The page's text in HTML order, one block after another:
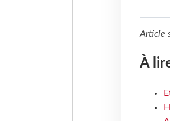
Article
À